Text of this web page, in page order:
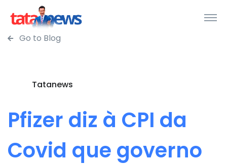
Go to Blog
Tatanews
Pfizer diz à CPI da
Covid que governo